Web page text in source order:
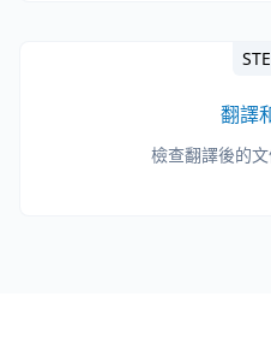
翻譯
檢查翻譯後的